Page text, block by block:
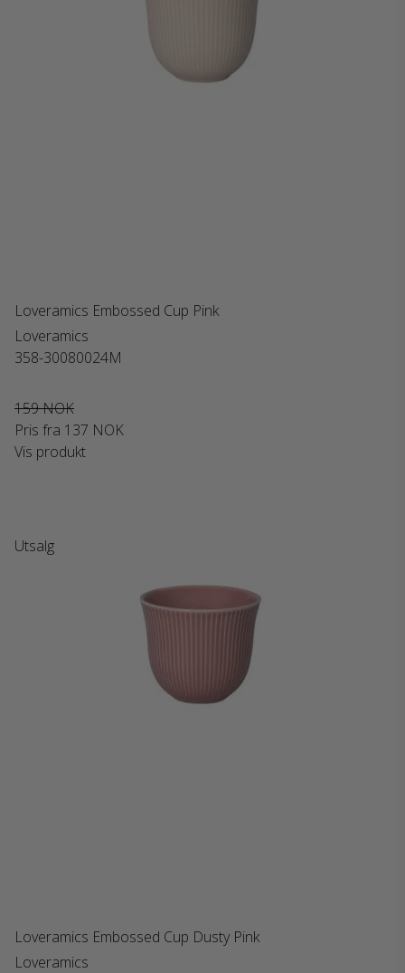
Loveramics Embossed Cup Pink
Loveramics
358-30080024M
159 NOK
Pris fra 137 NOK
Vis produkt
Utsalg
Loveramics Embossed Cup Dusty Pink
Loveramics